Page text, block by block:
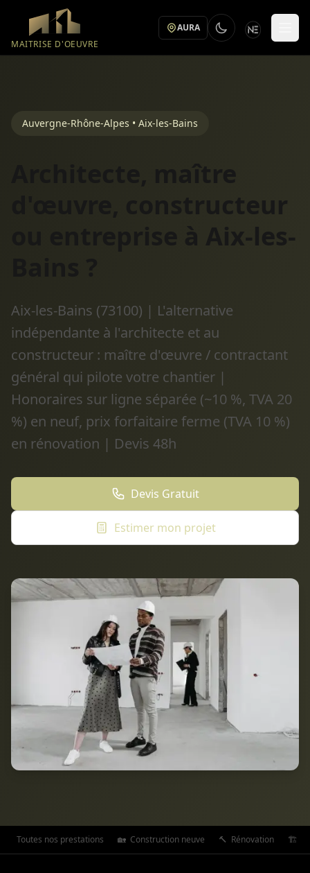
Aller au contenu principal
MAITRISE D'OEUVRE
AURA
Auvergne-Rhône-Alpes • Aix-les-Bains
ou entreprise à Aix-les-
Aix-les-Bains (73100) | L'alternative
indépendante à l'architecte et au
constructeur : maître d'œuvre / contractant
général qui pilote votre chantier |
Honoraires sur ligne séparée (~10 %, TVA 20
%) en neuf, prix forfaitaire ferme (TVA 10 %)
en rénovation | Devis 48h
Devis Gratuit
Estimer mon projet
Toutes nos prestations 🏡 Construction neuve 🔨 Rénovation 🏗️